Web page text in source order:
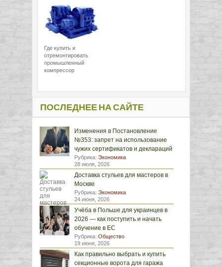
Где купить и
отремонтировать
промышленный
компрессор
ПОСЛЕДНЕЕ НА САЙТЕ
Изменения в Постановление
№353: запрет на использование
чужих сертификатов и деклараций
Рубрика: Экономика
28 июля, 2026
Доставка стульев для мастеров в
Москве
Рубрика: Экономика
24 июня, 2026
Учёба в Польше для украинцев в
2026 — как поступить и начать
обучение в ЕС
Рубрика: Общество
19 июня, 2026
Как правильно выбрать и купить
секционные ворота для гаража